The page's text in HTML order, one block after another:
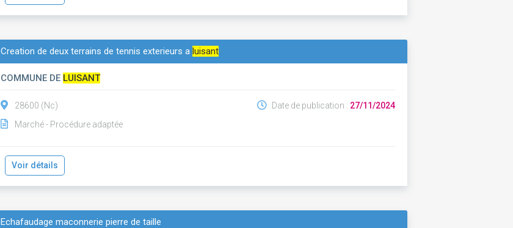
Creation de deux terrains de tennis exterieurs aluisant
COMMUNE DE LUISANT
28600 (Nc)
Marché - Procédure adaptée
Date de publication : 27/11/2024
Voir détails
Echafaudage maconnerie pierre de taille